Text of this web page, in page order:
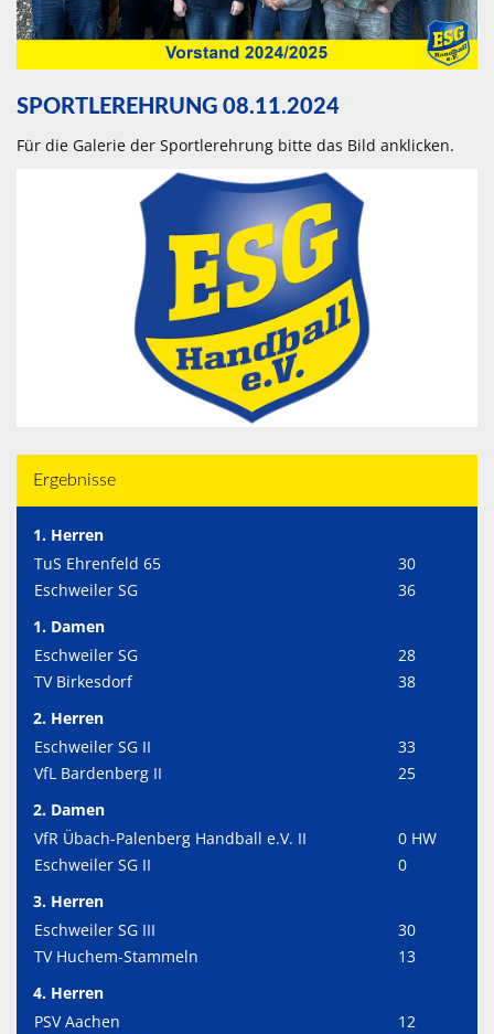
SPORTLEREHRUNG 08.11.2024
Für die Galerie der Sportlerehrung bitte das Bild anklicken.
Ergebnisse
1. Herren
TuS Ehrenfeld 65
30
Eschweiler SG
36
1. Damen
Eschweiler SG
28
TV Birkesdorf
38
2. Herren
Eschweiler SG II
33
VfL Bardenberg II
25
2. Damen
VfR Übach-Palenberg Handball e.V. II
0 HW
Eschweiler SG II
0
3. Herren
Eschweiler SG III
30
TV Huchem-Stammeln
13
4. Herren
PSV Aachen
12